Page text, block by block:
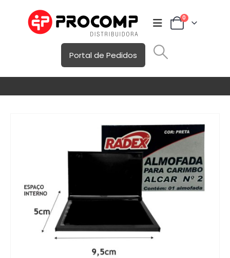
0
Portal de Pedidos